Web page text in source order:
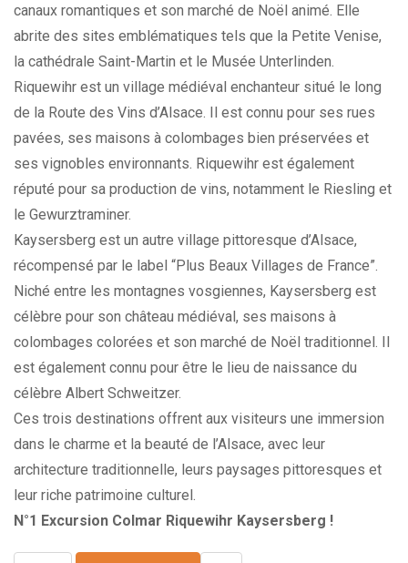
canaux romantiques et son marché de Noël animé. Elle
abrite des sites emblématiques tels que la Petite Venise,
la cathédrale Saint-Martin et le Musée Unterlinden.
Riquewihr est un village médiéval enchanteur situé le long
de la Route des Vins d’Alsace. Il est connu pour ses rues
pavées, ses maisons à colombages bien préservées et
ses vignobles environnants. Riquewihr est également
réputé pour sa production de vins, notamment le Riesling et
le Gewurztraminer.
Kaysersberg est un autre village pittoresque d’Alsace,
récompensé par le label “Plus Beaux Villages de France”.
Niché entre les montagnes vosgiennes, Kaysersberg est
célèbre pour son château médiéval, ses maisons à
colombages colorées et son marché de Noël traditionnel. Il
est également connu pour être le lieu de naissance du
célèbre Albert Schweitzer.
Ces trois destinations offrent aux visiteurs une immersion
dans le charme et la beauté de l’Alsace, avec leur
architecture traditionnelle, leurs paysages pittoresques et
leur riche patrimoine culturel.
N°1 Excursion Colmar Riquewihr Kaysersberg !